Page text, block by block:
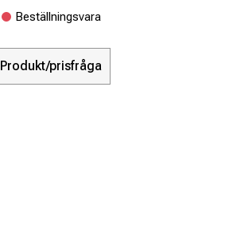
Beställningsvara
Produkt/prisfråga